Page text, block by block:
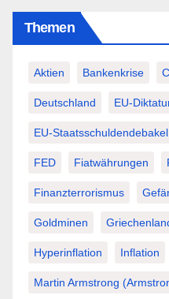
Themen
Aktien Bankenkrise
Deutschland EU-
EU-Staatsschuldendebakel
FED Fiatwährungen
Finanzterrorismus
Goldminen
Hyperinflation Inflation
Martin Armstrong